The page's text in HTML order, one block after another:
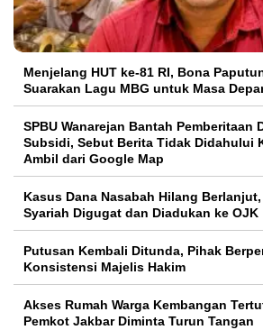
Menjelang HUT ke-81 RI, Bona
Suarakan Lagu MBG untuk Masa
SPBU Wanarejan Bantah Pemberitaan
Subsidi, Sebut Berita Tidak Didahului
Ambil dari Google Map
Kasus Dana Nasabah Hilang
Syariah Digugat dan Diadukan ke OJK
Putusan Kembali Ditunda, Pihak
Konsistensi Majelis Hakim
Akses Rumah Warga Kembangan
Pemkot Jakbar Diminta Turun Tangan